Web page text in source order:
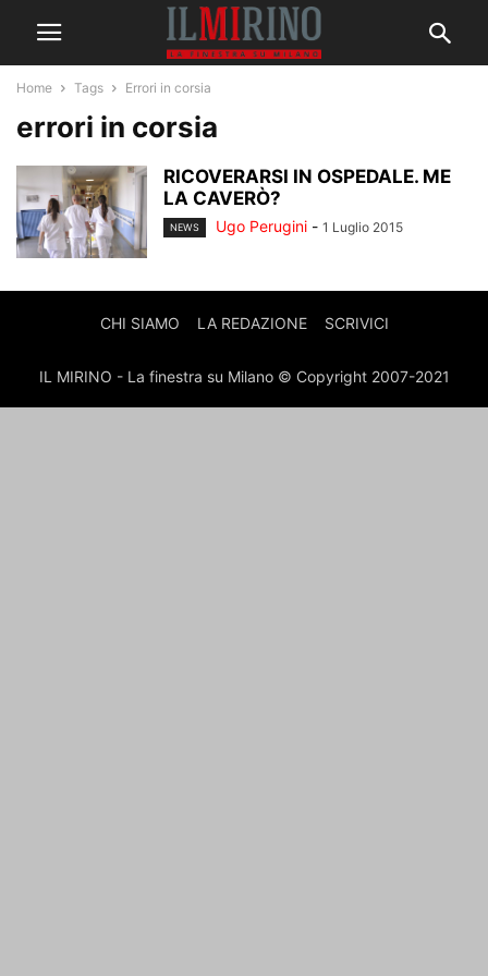
Home Tags Errori in corsia
errori in corsia
RICOVERARSI IN OSPEDALE. ME
LA CAVERÒ?
NEWS Ugo Perugini - 1 Luglio 2015
CHI SIAMO LA REDAZIONE SCRIVICI
IL MIRINO - La finestra su Milano © Copyright 2007-2021